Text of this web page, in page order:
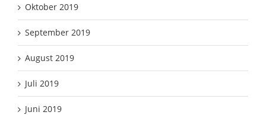
Oktober 2019
September 2019
August 2019
Juli 2019
Juni 2019